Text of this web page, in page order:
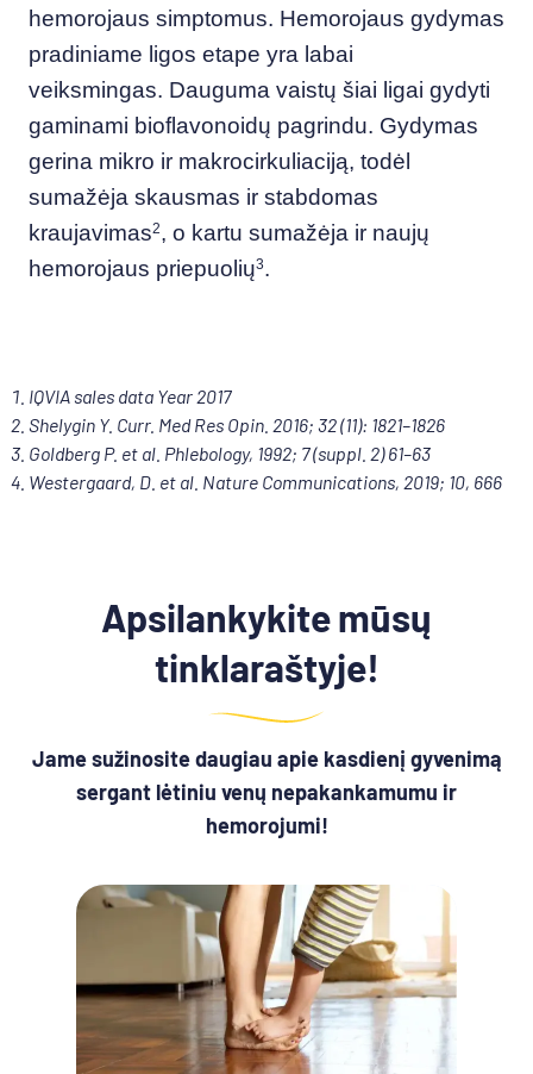
hemorojaus simptomus. Hemorojaus gydymas
pradiniame ligos etape yra labai
veiksmingas. Dauguma vaistų šiai ligai gydyti
gaminami bioflavonoidų pagrindu. Gydymas
gerina mikro ir makrocirkuliaciją, todėl
sumažėja skausmas ir stabdomas
kraujavimas2, o kartu sumažėja ir naujų
hemorojaus priepuolių3.
IQVIA sales data Year 2017
Shelygin Y. Curr. Med Res Opin. 2016; 32 (11): 1821–1826
Goldberg P. et al. Phlebology, 1992; 7 (suppl. 2) 61–63
Westergaard, D. et al. Nature Communications, 2019; 10, 666
Apsilankykite mūsų
tinklaraštyje!
Jame sužinosite daugiau apie kasdienį gyvenimą
sergant lėtiniu venų nepakankamumu ir
hemorojumi!